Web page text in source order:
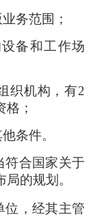
务范围 ；
备和工作场
织机构 ，有2
格 ；
条件。
符合国家关于
的规划。
位 ，经其主管